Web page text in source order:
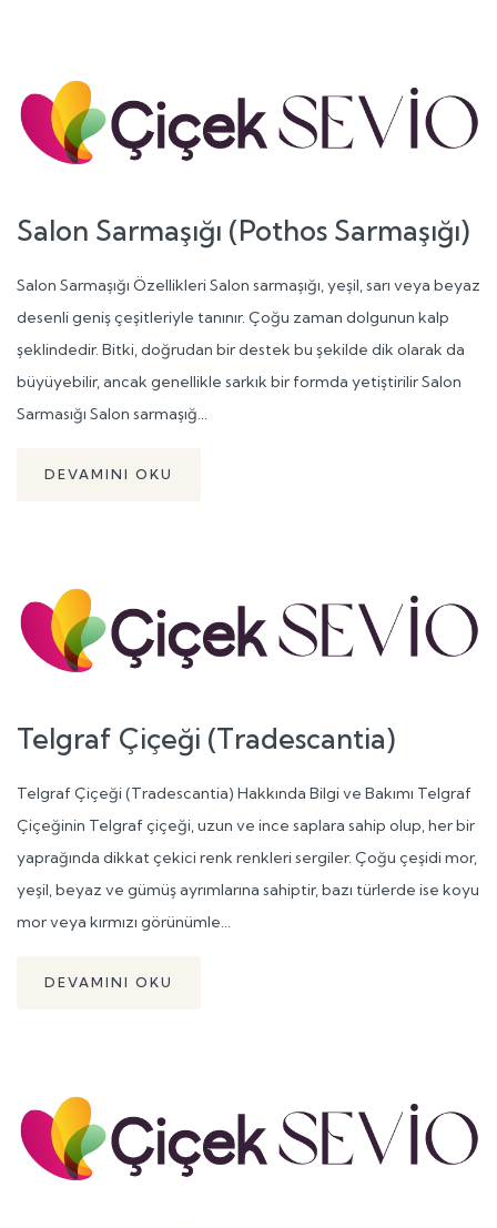
Salon Sarmaşığı (Pothos Sarmaşığı)
Salon Sarmaşığı Özellikleri Salon sarmaşığı, yeşil, sarı veya beyaz
desenli geniş çeşitleriyle tanınır. Çoğu zaman dolgunun kalp
şeklindedir. Bitki, doğrudan bir destek bu şekilde dik olarak da
büyüyebilir, ancak genellikle sarkık bir formda yetiştirilir Salon
Sarmasığı Salon sarmaşığ...
DEVAMINI OKU
Telgraf Çiçeği (Tradescantia)
Telgraf Çiçeği (Tradescantia) Hakkında Bilgi ve Bakımı Telgraf
Çiçeğinin Telgraf çiçeği, uzun ve ince saplara sahip olup, her bir
yaprağında dikkat çekici renk renkleri sergiler. Çoğu çeşidi mor,
yeşil, beyaz ve gümüş ayrımlarına sahiptir, bazı türlerde ise koyu
mor veya kırmızı görünümle...
DEVAMINI OKU